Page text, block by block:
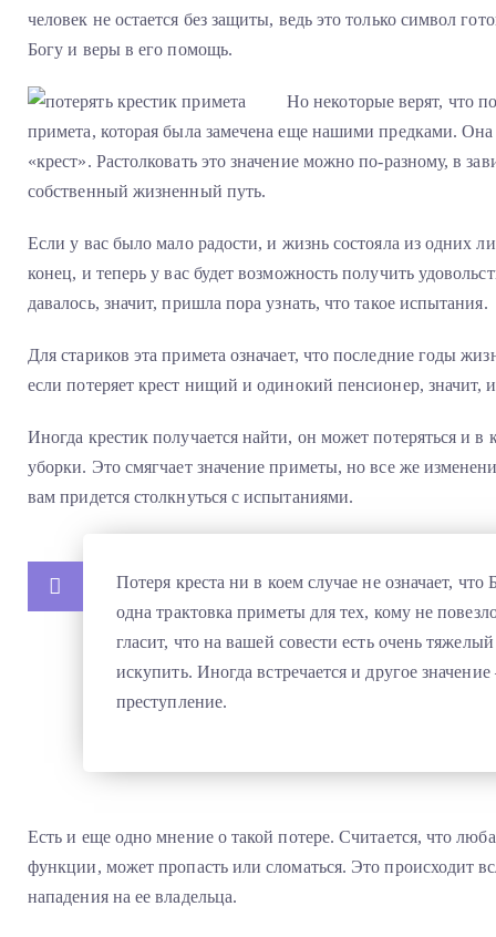
человек не остается без защиты, ведь это только символ
Богу и веры в его помощь.
Но некоторые верят, что
примета, которая была замечена еще нашими предками. Она
«крест». Растолковать это значение можно по-разному, в
собственный жизненный путь.
Если у вас было мало радости, и жизнь состояла из одних
конец, и теперь у вас будет возможность получить
давалось, значит, пришла пора узнать, что такое испытания.
Для стариков эта примета означает, что последние годы
если потеряет крест нищий и одинокий пенсионер, значит,
Иногда крестик получается найти, он может потеряться и
уборки. Это смягчает значение приметы, но все же
вам придется столкнуться с испытаниями.
Потеря креста ни в коем случае не означает, что
одна трактовка приметы для тех, кому не
гласит, что на вашей совести есть очень
искупить. Иногда встречается и другое
преступление.
Есть и еще одно мнение о такой потере. Считается, что
функции, может пропасть или сломаться. Это происходит
нападения на ее владельца.